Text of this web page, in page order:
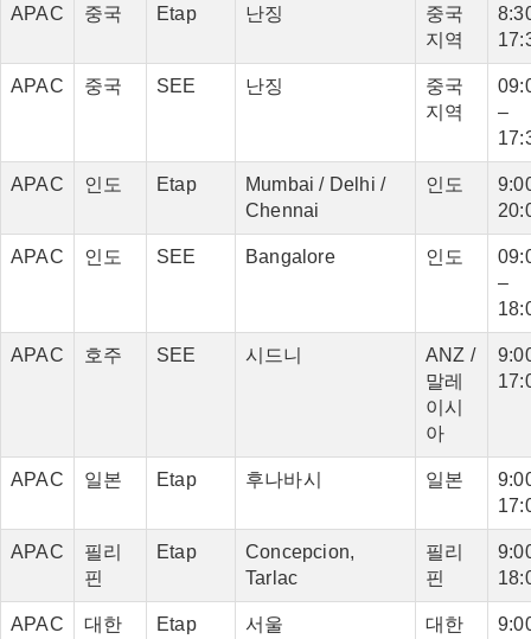
APAC 중국 Etap 난징
중국
지역
APAC 중국 SEE 난징
중국
지역
–
APAC 인도 Etap
Mumbai / Delhi /
Chennai
인도
APAC 인도 SEE Bangalore 인도
–
APAC 호주 SEE 시드니
ANZ /
말레
이시
아
APAC 일본 Etap 후나바시 일본
APAC
필리
핀
Etap
Concepcion,
Tarlac
필리
핀
APAC
대한
Etap 서울
대한